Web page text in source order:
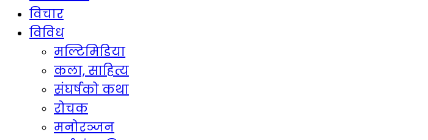
विचार
विविध
मल्टिमिडिया
कला, साहित्य
संघर्षको कथा
रोचक
मनोरञ्जन